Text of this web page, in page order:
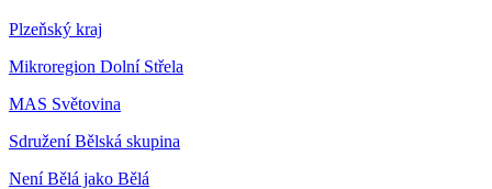
Plzeňský kraj
Mikroregion Dolní Střela
MAS Světovina
Sdružení Bělská skupina
Není Bělá jako Bělá